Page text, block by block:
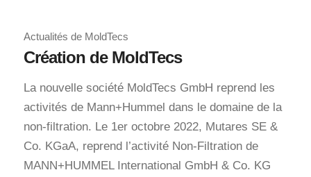
Actualités de MoldTecs
Création de MoldTecs
La nouvelle société MoldTecs GmbH reprend les
activités de Mann+Hummel dans le domaine de la
non-filtration. Le 1er octobre 2022, Mutares SE &
Co. KGaA, reprend l’activité Non-Filtration de
MANN+HUMMEL International GmbH & Co. KG